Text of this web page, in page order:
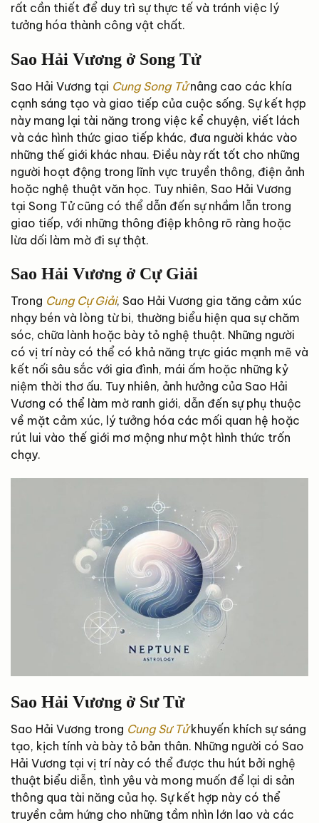
rất cần thiết để duy trì sự thực tế và tránh việc lý
tưởng hóa thành công vật chất.
Sao Hải Vương ở Song Tử
Sao Hải Vương tại Cung Song Tửnâng cao các khía
cạnh sáng tạo và giao tiếp của cuộc sống. Sự kết hợp
này mang lại tài năng trong việc kể chuyện, viết lách
và các hình thức giao tiếp khác, đưa người khác vào
những thế giới khác nhau. Điều này rất tốt cho những
người hoạt động trong lĩnh vực truyền thông, điện ảnh
hoặc nghệ thuật văn học. Tuy nhiên, Sao Hải Vương
tại Song Tử cũng có thể dẫn đến sự nhầm lẫn trong
giao tiếp, với những thông điệp không rõ ràng hoặc
lừa dối làm mờ đi sự thật.
Sao Hải Vương ở Cự Giải
Trong Cung Cự Giải, Sao Hải Vương gia tăng cảm xúc
nhạy bén và lòng từ bi, thường biểu hiện qua sự chăm
sóc, chữa lành hoặc bày tỏ nghệ thuật. Những người
có vị trí này có thể có khả năng trực giác mạnh mẽ và
kết nối sâu sắc với gia đình, mái ấm hoặc những kỷ
niệm thời thơ ấu. Tuy nhiên, ảnh hưởng của Sao Hải
Vương có thể làm mờ ranh giới, dẫn đến sự phụ thuộc
về mặt cảm xúc, lý tưởng hóa các mối quan hệ hoặc
rút lui vào thế giới mơ mộng như một hình thức trốn
chạy.
Sao Hải Vương ở Sư Tử
Sao Hải Vương trong Cung Sư Tửkhuyến khích sự sáng
tạo, kịch tính và bày tỏ bản thân. Những người có Sao
Hải Vương tại vị trí này có thể được thu hút bởi nghệ
thuật biểu diễn, tình yêu và mong muốn để lại di sản
thông qua tài năng của họ. Sự kết hợp này có thể
truyền cảm hứng cho những tầm nhìn lớn lao và các